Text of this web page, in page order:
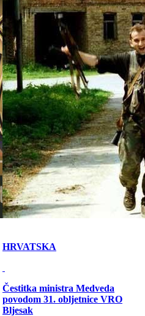
HRVATSKA
Čestitka ministra Medveda
povodom 31. obljetnice VRO
Bljesak